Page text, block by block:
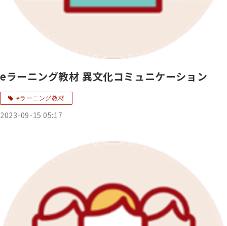
eラーニング教材 異文化コミュニケーション
eラーニング教材
2023-09-15 05:17